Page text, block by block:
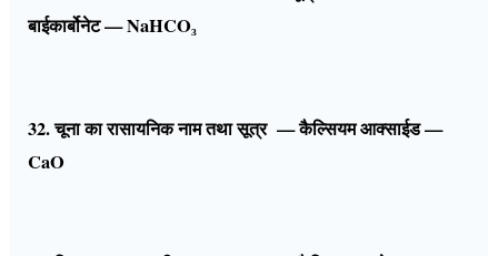
बाईकार्बोनेट — NaHCO₃
32. चूना का रासायनिक नाम तथा सूत्र — कैल्सियम आक्साईड —
CaO